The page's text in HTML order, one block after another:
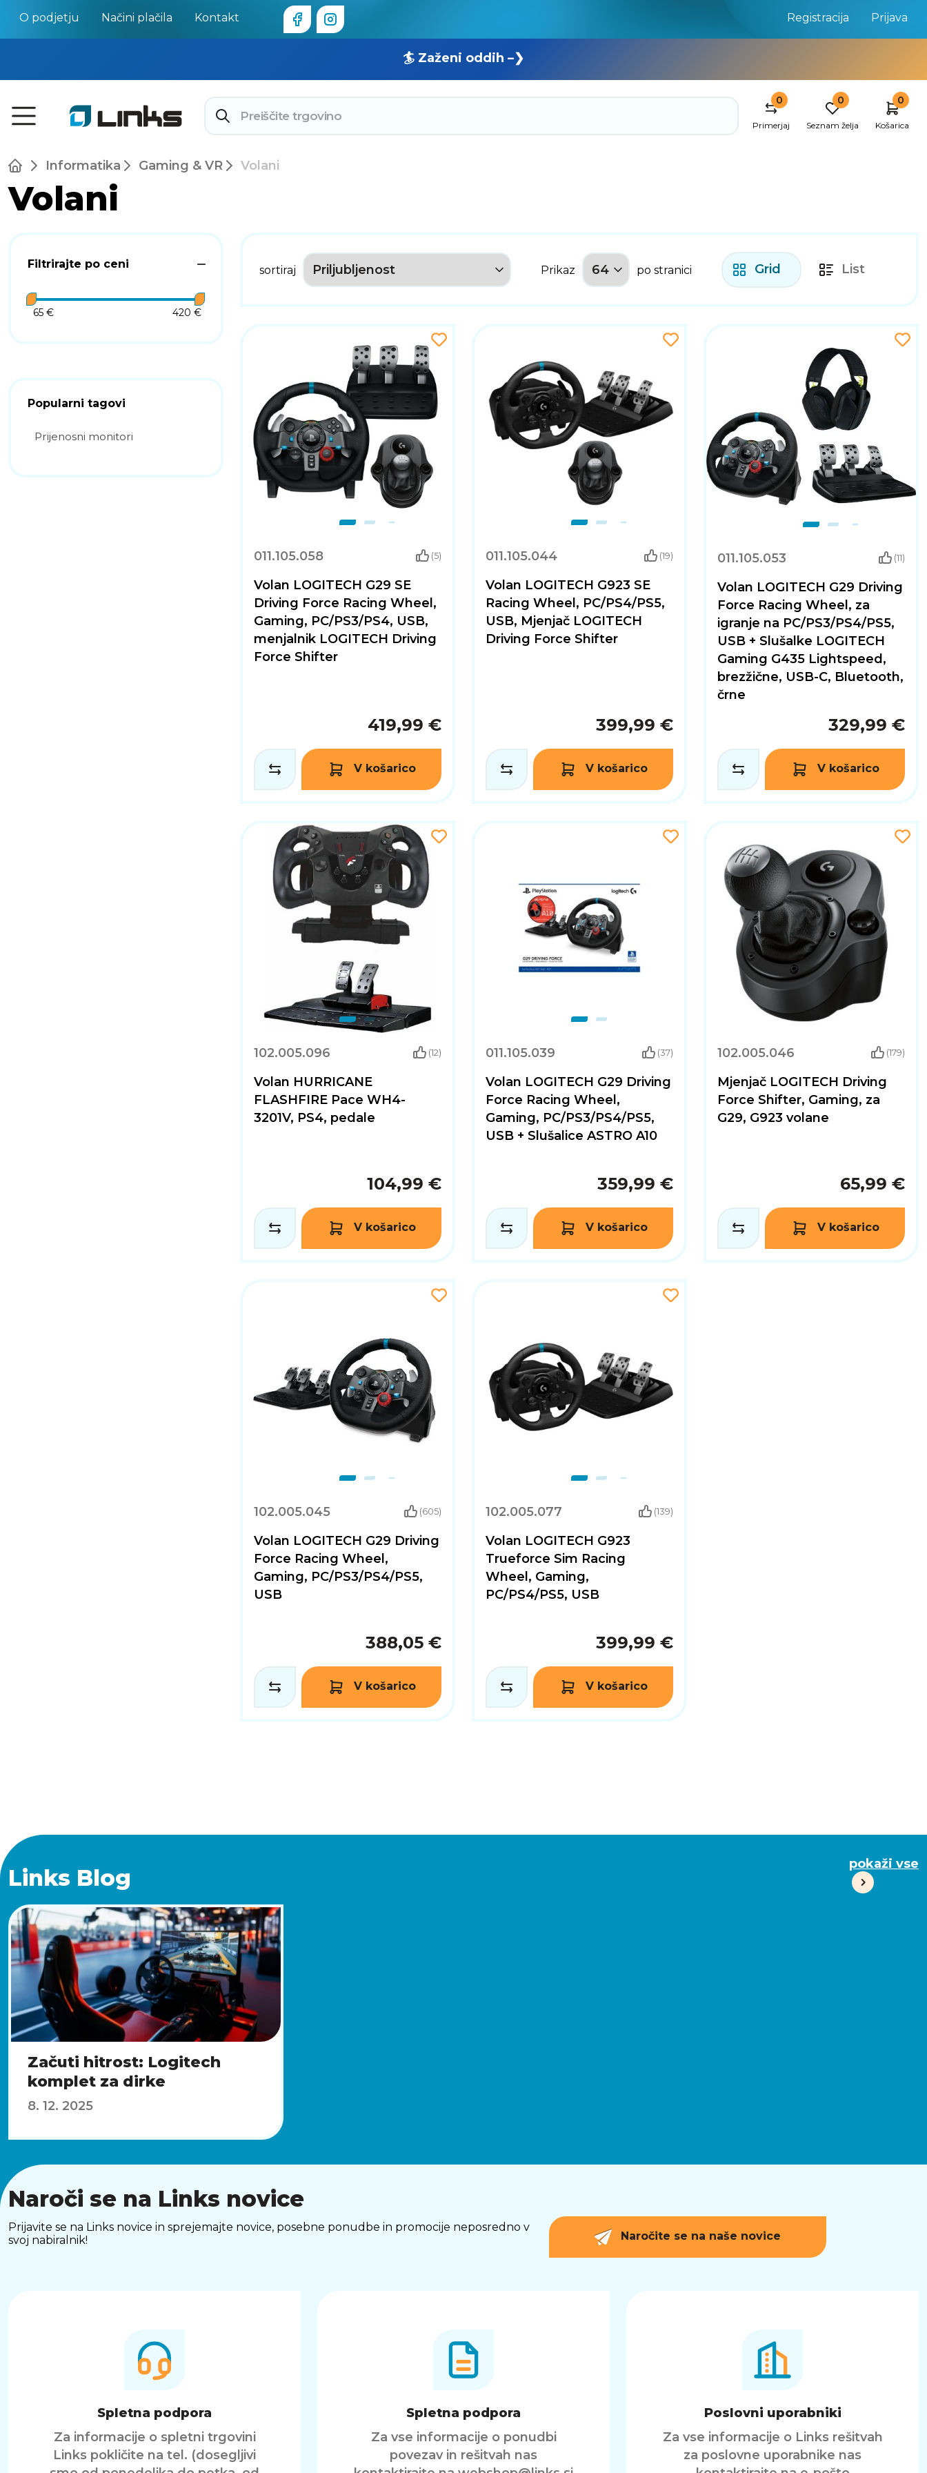
O podjetju Načini plačila Kontakt Registracija Prijava
🏄 Zaženi oddih –❯
0
Primerjaj
0
Seznam želja
0
Košarica
Informatika Gaming & VR Volani
Volani
Filtrirajte po ceni
65 € 420 €
Popularni tagovi
Prijenosni monitori
sortiraj Prikaz po stranici Grid List
011.105.058 (5)
Volan LOGITECH G29 SE
Driving Force Racing Wheel,
Gaming, PC/PS3/PS4, USB,
menjalnik LOGITECH Driving
Force Shifter
419,99 €
V košarico
011.105.044 (19)
Volan LOGITECH G923 SE
Racing Wheel, PC/PS4/PS5,
USB, Mjenjač LOGITECH
Driving Force Shifter
399,99 €
V košarico
011.105.053 (11)
Volan LOGITECH G29 Driving
Force Racing Wheel, za
igranje na PC/PS3/PS4/PS5,
USB + Slušalke LOGITECH
Gaming G435 Lightspeed,
brezžične, USB-C, Bluetooth,
črne
329,99 €
V košarico
102.005.096 (12)
Volan HURRICANE
FLASHFIRE Pace WH4-
3201V, PS4, pedale
104,99 €
V košarico
011.105.039 (37)
Volan LOGITECH G29 Driving
Force Racing Wheel,
Gaming, PC/PS3/PS4/PS5,
USB + Slušalice ASTRO A10
359,99 €
V košarico
102.005.046 (179)
Mjenjač LOGITECH Driving
Force Shifter, Gaming, za
G29, G923 volane
65,99 €
V košarico
102.005.045 (605)
Volan LOGITECH G29 Driving
Force Racing Wheel,
Gaming, PC/PS3/PS4/PS5,
USB
388,05 €
V košarico
102.005.077 (139)
Volan LOGITECH G923
Trueforce Sim Racing
Wheel, Gaming,
PC/PS4/PS5, USB
399,99 €
V košarico
Links Blog
pokaži vse
Začuti hitrost: Logitech
komplet za dirke
8. 12. 2025
Naroči se na Links novice
Prijavite se na Links novice in sprejemajte novice, posebne ponudbe in promocije neposredno v
svoj nabiralnik!
Naročite se na naše novice
Spletna podpora
Za informacije o spletni trgovini
Links pokličite na tel. (dosegljivi
Spletna podpora
Za vse informacije o ponudbi
povezav in rešitvah nas
Poslovni uporabniki
Za vse informacije o Links rešitvah
za poslovne uporabnike nas